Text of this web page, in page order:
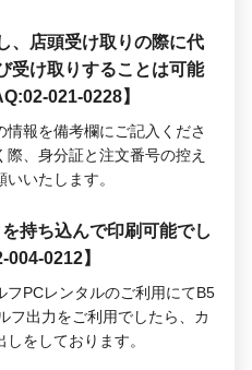
、店頭受け取りの際に代
受け取りすることは可能
021-0228】
情報を備考欄にご記入くださ
際、身分証と注文番号の控え
いたします。
持ち込んで印刷可能でし
0212】
フPCレンタルのご利用にてB5
フ出力をご利用でしたら、カ
をしております。